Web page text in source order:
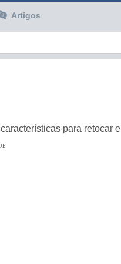
Artigos
para retocar